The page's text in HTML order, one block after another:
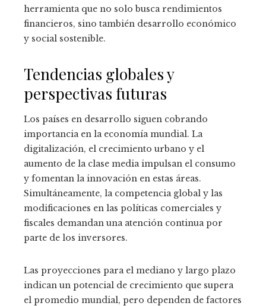
herramienta que no solo busca rendimientos
financieros, sino también desarrollo económico
y social sostenible.
Tendencias globales y
perspectivas futuras
Los países en desarrollo siguen cobrando
importancia en la economía mundial. La
digitalización, el crecimiento urbano y el
aumento de la clase media impulsan el consumo
y fomentan la innovación en estas áreas.
Simultáneamente, la competencia global y las
modificaciones en las políticas comerciales y
fiscales demandan una atención continua por
parte de los inversores.
Las proyecciones para el mediano y largo plazo
indican un potencial de crecimiento que supera
el promedio mundial, pero dependen de factores